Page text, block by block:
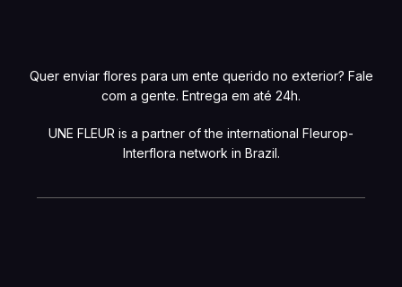
Quer enviar flores para um ente querido no exterior? Fale
com a gente. Entrega em até 24h.
UNE FLEUR is a partner of the international Fleurop-
Interflora network in Brazil.